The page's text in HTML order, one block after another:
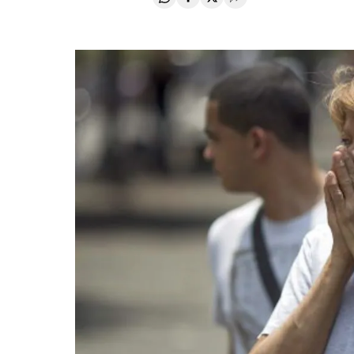
Compartir en Whatsapp
Compartir en Facebook
Compartir en Twitter
Desplegar Redes